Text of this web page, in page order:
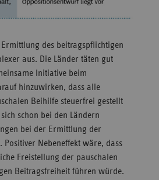
Ermittlung des beitragspflichtigen
aus. Die Länder täten gut
Initiative beim
hinzuwirken, dass alle
Beihilfe steuerfrei gestellt
schon bei den Ländern
bei der Ermittlung der
Positiver Nebeneffekt wäre, dass
Freistellung der pauschalen
Beitragsfreiheit führen würde.